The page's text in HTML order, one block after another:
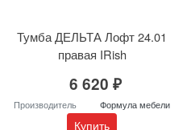
Тумба ДЕЛЬТА Лофт 24.01
правая IRish
6 620 ₽
Производитель Формула мебели
Купить